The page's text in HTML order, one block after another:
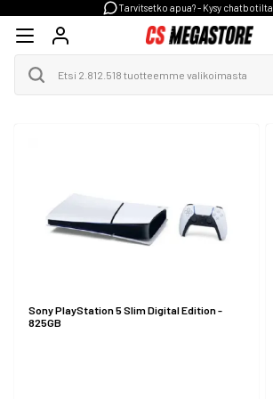
Tarvitsetko apua? - Kysy
Sony PlayStation 5 Slim Digital Edition -
825GB